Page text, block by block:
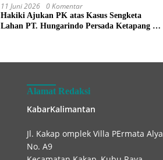
11 Juni 2026 0 Komentar
Hakiki Ajukan PK atas Kasus Sengketa
Lahan PT. Hungarindo Persada Ketapang ke
Alamat Redaksi
KabarKalimantan
Jl. Kakap omplek Villa PErmata Alya
No. A9